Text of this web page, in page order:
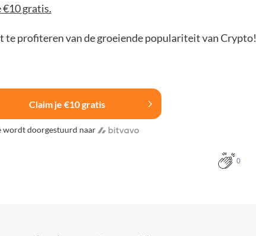
€10 gratis.
te profiteren van de groeiende populariteit van Crypto!
Claim je €10 gratis
wordt doorgestuurd naar
0